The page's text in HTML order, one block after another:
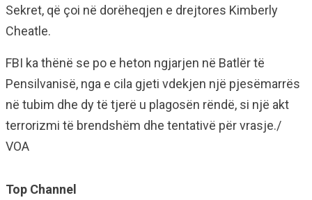
Sekret, që çoi në dorëheqjen e drejtores Kimberly
Cheatle.
FBI ka thënë se po e heton ngjarjen në Batlër të
Pensilvanisë, nga e cila gjeti vdekjen një pjesëmarrës
në tubim dhe dy të tjerë u plagosën rëndë, si një akt
terrorizmi të brendshëm dhe tentativë për vrasje./
VOA
Top Channel